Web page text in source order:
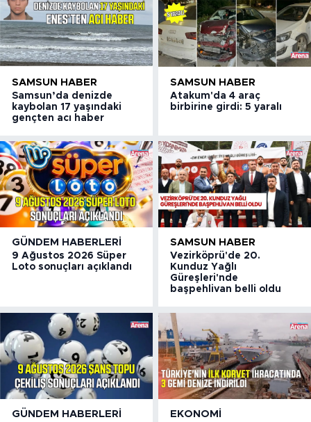
SAMSUN HABER
Samsun’da denizde
kaybolan 17 yaşındaki
gençten acı haber
SAMSUN HABER
Atakum'da 4 araç
birbirine girdi: 5 yaralı
GÜNDEM HABERLERI
9 Ağustos 2026 Süper
Loto sonuçları açıklandı
SAMSUN HABER
Vezirköprü'de 20.
Kunduz Yağlı
Güreşleri'nde
başpehlivan belli oldu
GÜNDEM HABERLERI EKONOMI